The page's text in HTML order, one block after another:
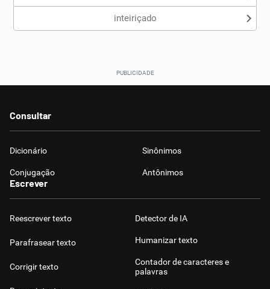
inteiriçado
Consultar
Dicionário Sinônimos
Conjugação Antônimos
Escrever
Reescrever texto
Parafrasear texto
Corrigir texto
Detector de IA
Humanizar texto
Contador de caracteres e
palavras